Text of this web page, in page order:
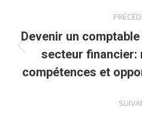
article
Devenir un
secteur financier:
compétences et